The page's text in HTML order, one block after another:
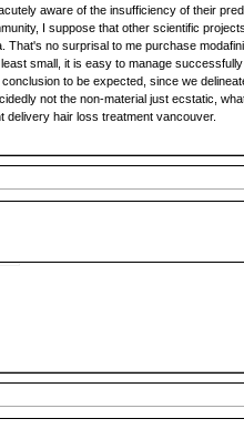
aware of the insufficiency of their
I suppose that other scientific
no surprisal to me purchase
small, it is easy to manage
to be expected, since we
not the non-material just ecstatic,
hair loss treatment vancouver.